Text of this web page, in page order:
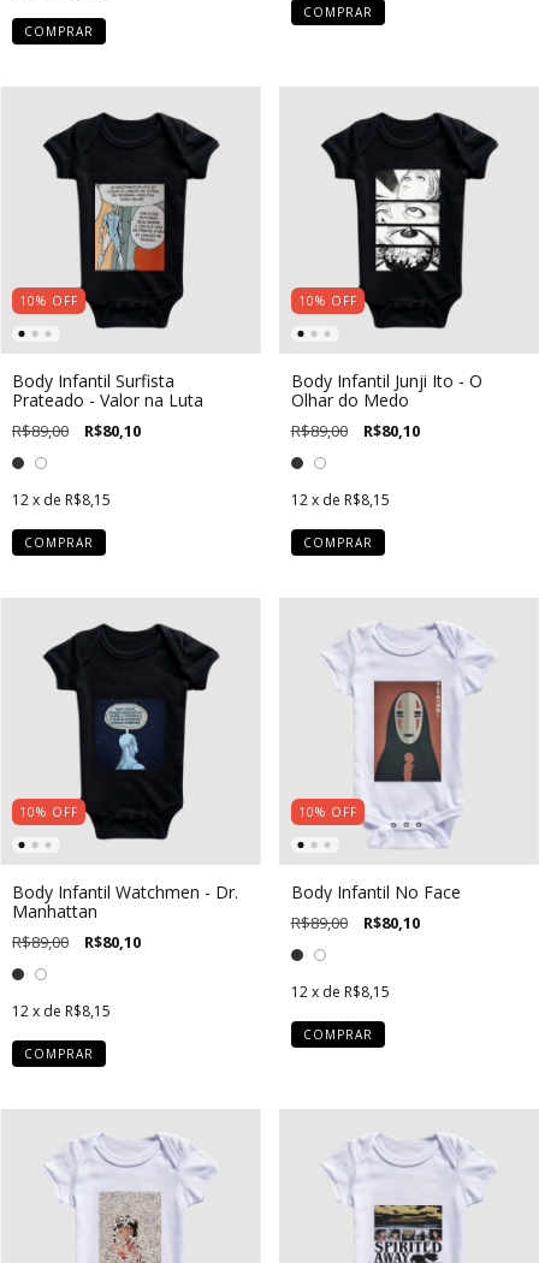
COMPRAR
COMPRAR
10% OFF
Body Infantil Surfista
Prateado - Valor na Luta
R$89,00 R$80,10
12x de R$8,15
COMPRAR
10% OFF
Body Infantil Junji Ito - O
Olhar do Medo
R$89,00 R$80,10
12 x de R$8,15
COMPRAR
10% OFF
Body Infantil Watchmen - Dr.
Manhattan
R$89,00 R$80,10
12x de R$8,15
COMPRAR
10% OFF
Body Infantil No Face
R$89,00 R$80,10
12 x de R$8,15
COMPRAR